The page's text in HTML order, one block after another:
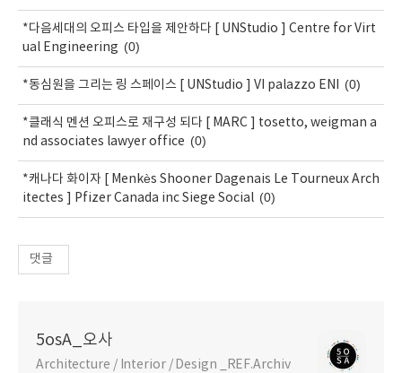
*다음세대의 오피스 타입을 제안하다 [ UNStudio ] Centre for Virt
ual Engineering (0)
*동심원을 그리는 링 스페이스 [ UNStudio ] VI palazzo ENI (0)
*클래식 멘션 오피스로 재구성 되다 [ MARC ] tosetto, weigman a
nd associates lawyer office (0)
*캐나다 화이자 [ Menkès Shooner Dagenais Le Tourneux Arch
itectes ] Pfizer Canada inc Siege Social (0)
댓글
5osA_오사
Architecture / Interior / Design _REF.Archiv